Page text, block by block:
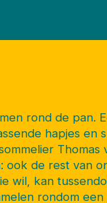
rond de pan.
hapjes en
ook de rest van
wil, kan
rondom